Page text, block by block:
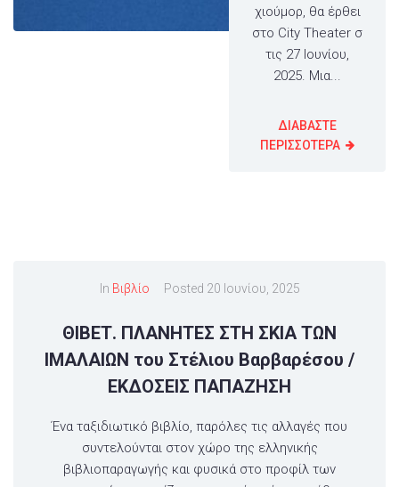
χιούμορ, θα έρθει
στο City Theater σ
τις 27 Ιουνίου,
2025. Μια...
ΔΙΑΒΑΣΤΕ
ΠΕΡΙΣΣΟΤΕΡΑ
In Βιβλίο Posted 20 Ιουνίου, 2025
ΘΙΒΕΤ. ΠΛΑΝΗΤΕΣ ΣΤΗ ΣΚΙΑ ΤΩΝ
ΙΜΑΛΑΙΩΝ του Στέλιου Βαρβαρέσου /
ΕΚΔΟΣΕΙΣ ΠΑΠΑΖΗΣΗ
Ένα ταξιδιωτικό βιβλίο, παρόλες τις αλλαγές που
συντελούνται στον χώρο της ελληνικής
βιβλιοπαραγωγής και φυσικά στο προφίλ των